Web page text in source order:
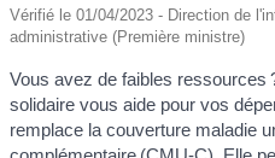
Vérifié le 01/04/2023 - Direction de
administrative (Première ministre)
Vous avez de faibles ressources
solidaire vous aide pour vos
remplace la couverture maladie